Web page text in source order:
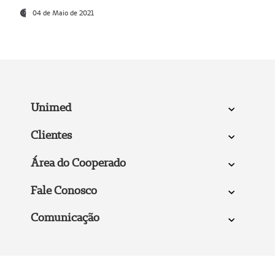
04 de Maio de 2021
Unimed
Clientes
Área do Cooperado
Fale Conosco
Comunicação